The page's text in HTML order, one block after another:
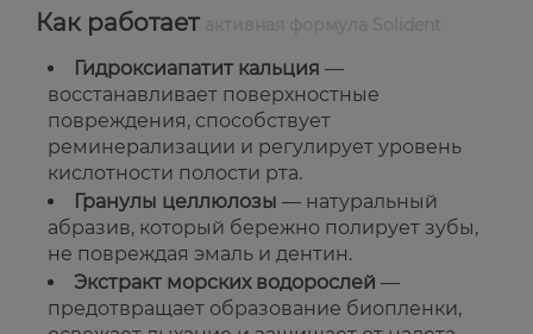
Как работает
Гидроксиапатит кальция —
восстанавливает поверхностные
повреждения, способствует
реминерализации и регулирует уровень
кислотности полости рта.
Гранулы целлюлозы — натуральный
абразив, который бережно полирует зубы,
не повреждая эмаль и дентин.
Экстракт морских водорослей —
предотвращает образование биопленки,